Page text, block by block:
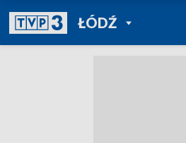
ŁÓDŹPOWRÓT DO
TVP REGIONY